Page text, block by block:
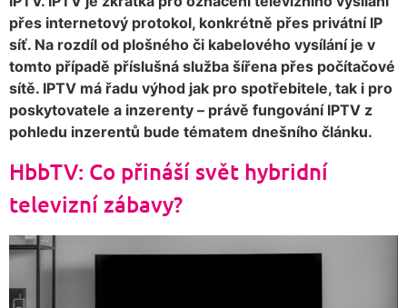
přes internetový protokol, konkrétně přes privátní IP
síť. Na rozdíl od plošného či kabelového vysílání je v
tomto případě příslušná služba šířena přes počítačové
sítě. IPTV má řadu výhod jak pro spotřebitele, tak i pro
poskytovatele a inzerenty – právě fungování IPTV z
pohledu inzerentů bude tématem dnešního článku.
HbbTV: Co přináší svět hybridní
televizní zábavy?